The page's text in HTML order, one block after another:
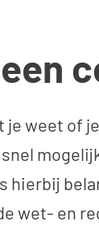
je weet of
hierbij
wet- en